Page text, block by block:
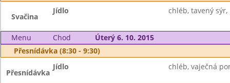
Svačina
Jídlo chléb, tavený sýr,
Menu Chod
Úterý 6. 10. 2015
Přesnídávka (8:30 - 9:30)
Přesnídávka
Jídlo chléb, vaječná